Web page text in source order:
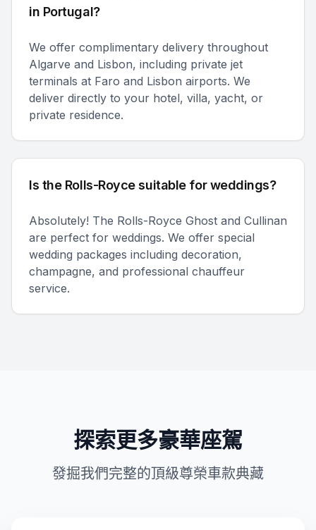
in Portugal?
We offer complimentary delivery throughout
Algarve and Lisbon, including private jet
terminals at Faro and Lisbon airports. We
deliver directly to your hotel, villa, yacht, or
private residence.
Is the Rolls-Royce suitable for weddings?
Absolutely! The Rolls-Royce Ghost and Cullinan
are perfect for weddings. We offer special
wedding packages including decoration,
champagne, and professional chauffeur
service.
探索更多豪華座駕
發掘我們完整的頂級尊榮車款典藏